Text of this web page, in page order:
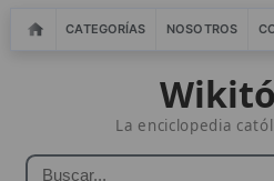
CATEGORÍAS NOSOTROS
La enciclopedia católica